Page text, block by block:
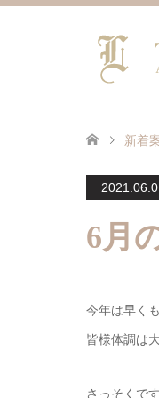
新着
6月
今年は早く
皆様体調は
さっそくで